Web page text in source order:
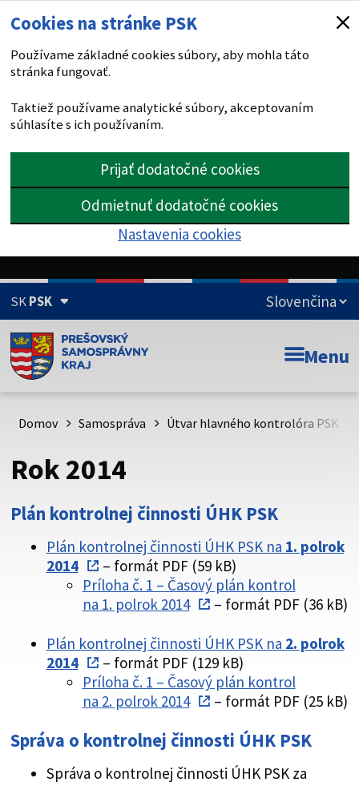
Cookies na stránke PSK
Používame základné cookies súbory, aby mohla táto
stránka fungovať.
Taktiež používame analytické súbory, akceptovaním
súhlasíte s ich používaním.
Prijať dodatočné cookies
Odmietnuť dodatočné cookies
Nastavenia cookies
SKPSK
Doména psk.sk je oficiálna
Toto je oficiálna webová stránka Prešovského
psk.sk.
cez zabezpečenú webovú stránku. Zabezpečená stránka
vždy začína https:// pred názvom domény webového sídla.
Menu
Domov Samospráva Útvar hlavného kontrolóra PSK
Rok 2014
Plán kontrolnej činnosti ÚHK PSK
Plán kontrolnej činnosti ÚHK PSK na 1. polrok
2014
– formát PDF (59 kB)
Príloha č. 1 – Časový plán kontrol
na 1. polrok 2014
– formát PDF (36 kB)
Plán kontrolnej činnosti ÚHK PSK na 2. polrok
2014
– formát PDF (129 kB)
Príloha č. 1 – Časový plán kontrol
na 2. polrok 2014
– formát PDF (25 kB)
Správa o kontrolnej činnosti ÚHK PSK
Správa o kontrolnej činnosti ÚHK PSK za